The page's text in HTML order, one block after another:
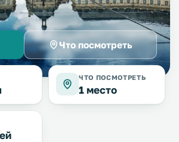
Что посмотреть
ЧТО ПОСМОТРЕТЬ
1 место